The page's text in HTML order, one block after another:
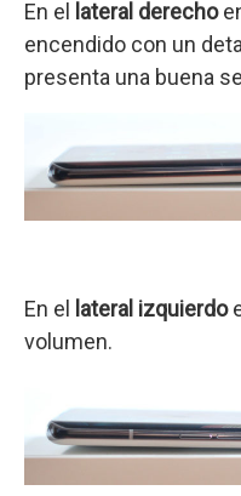
En el lateral derecho
encendido con un
presenta una buena
En el lateral izquierdo
volumen.